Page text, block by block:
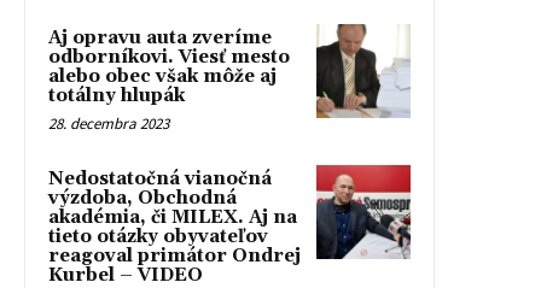
Aj opravu auta zveríme
odborníkovi. Viesť mesto
alebo obec však môže aj
totálny hlupák
28. decembra 2023
Nedostatočná vianočná
výzdoba, Obchodná
akadémia, či MILEX. Aj na
tieto otázky obyvateľov
reagoval primátor Ondrej
Kurbel – VIDEO